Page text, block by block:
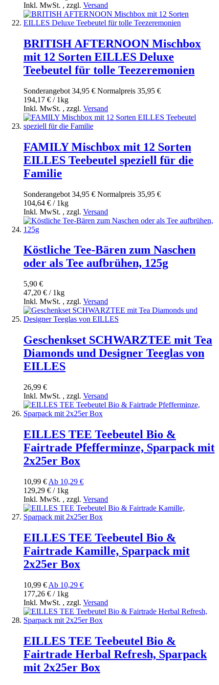
Inkl. MwSt. , zzgl. Versand
BRITISH AFTERNOON Mischbox
mit 12 Sorten EILLES Deluxe
Teebeutel für tolle Teezeremonien
Sonderangebot 34,95 € Normal­preis 35,95 €
194,17 € / 1kg
Inkl. MwSt. , zzgl. Versand
FAMILY Mischbox mit 12 Sorten
EILLES Teebeutel speziell für die
Familie
Sonderangebot 34,95 € Normal­preis 35,95 €
104,64 € / 1kg
Inkl. MwSt. , zzgl. Versand
Köstliche Tee-Bären zum Naschen
oder als Tee aufbrühen, 125g
5,90 €
47,20 € / 1kg
Inkl. MwSt. , zzgl. Versand
Geschenkset SCHWARZTEE mit Tea
Diamonds und Designer Teeglas von
EILLES
26,99 €
Inkl. MwSt. , zzgl. Versand
EILLES TEE Teebeutel Bio &
Fairtrade Pfefferminze, Sparpack mit
2x25er Box
10,99 € Ab 10,29 €
129,29 € / 1kg
Inkl. MwSt. , zzgl. Versand
EILLES TEE Teebeutel Bio &
Fairtrade Kamille, Sparpack mit
2x25er Box
10,99 € Ab 10,29 €
177,26 € / 1kg
Inkl. MwSt. , zzgl. Versand
EILLES TEE Teebeutel Bio &
Fairtrade Herbal Refresh, Sparpack
mit 2x25er Box